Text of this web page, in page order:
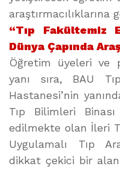
araştırmacılıklarına
“Tıp Fakültemiz
Dünya Çapında
Öğretim üyeleri ve
yanı sıra, BAU
Hastanesi’nin
Tıp Bilimleri
edilmekte olan İleri
Uygulamalı Tıp
dikkat çekici bir alan